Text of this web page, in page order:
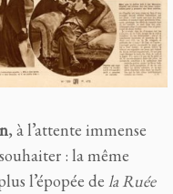
, à l’attente immense
: la même
l’épopée de la Ruée